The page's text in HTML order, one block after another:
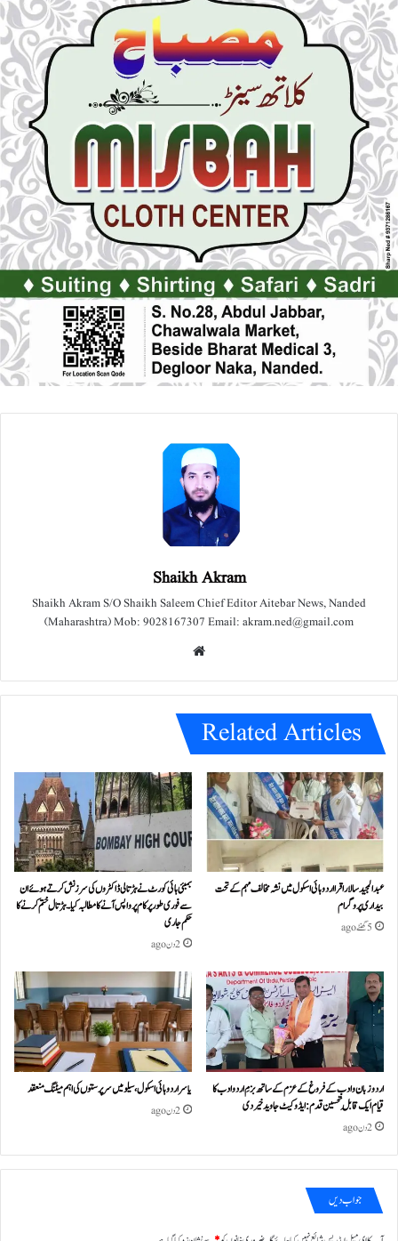
Shaikh Akram
Shaikh Akram S/O Shaikh Saleem Chief Editor Aitebar News, Nanded
(Maharashtra) Mob: 9028167307 Email: akram.ned@gmail.com
e
Related Articles
عبدالمجید سالار اقرا اردو ہائی اسکول میں نشہ مخالف مہم کے تحت
بیداری پروگرام
5 گھنٹے ago
بمبئی ہائی کورٹ نے ہڑتالی ڈاکٹروں کی سرزنش کرتے ہوئے ان
سے فوری طور پر کام پر واپس آنے کا مطالبہ کیا۔ہڑتال ختم کرنے کا
حکم جاری
2 دن ago
اردو زبان و ادب کے فروغ کے عزم کے ساتھ بزمِ اردو ادب کا
قیام ایک قابلِ تحسین قدم : ایڈوکیٹ جاوید خیردی
2 دن ago
یاسر اردو ہائی اسکول، سیلو میں سرپرستوں کی اہم میٹنگ منعقد
2 دن ago
جواب دیں